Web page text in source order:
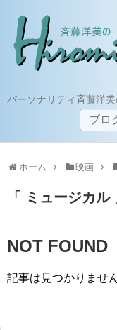
パーソナリティ斉藤洋
ホーム 映画
「 ミュージカル
NOT FOUND
記事は見つかりませ